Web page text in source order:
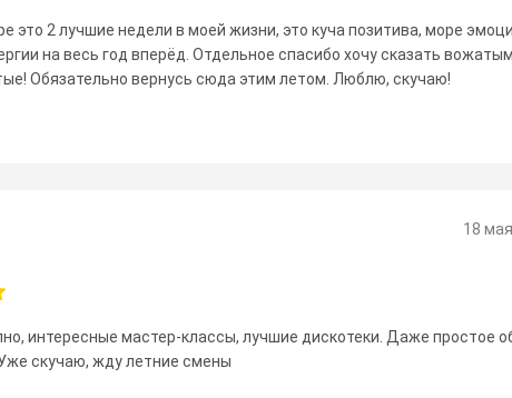
это 2 лучшие недели в моей жизни, это куча позитива, море
на весь год вперёд. Отдельное спасибо хочу сказать
Обязательно вернусь сюда этим летом. Люблю, скучаю!
18
интересные мастер-классы, лучшие дискотеки. Даже простое
скучаю, жду летние смены